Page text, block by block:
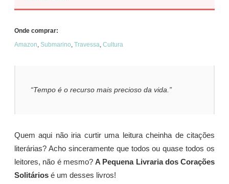
Onde comprar:
Amazon Submarino Travessa Cultura
“Tempo é o recurso mais precioso da vida.”
Quem aqui não iria curtir uma leitura cheinha de citações
literárias? Acho sinceramente que todos ou quase todos os
leitores, não é mesmo? A Pequena Livraria dos Corações
Solitários é um desses livros!